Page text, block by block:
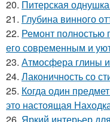
20. Питерская
21. Глубина винного
22. Ремонт полностью
его современным и
23. Атмосфера глины
24. Лаконичность со
25. Когда один
это настоящая